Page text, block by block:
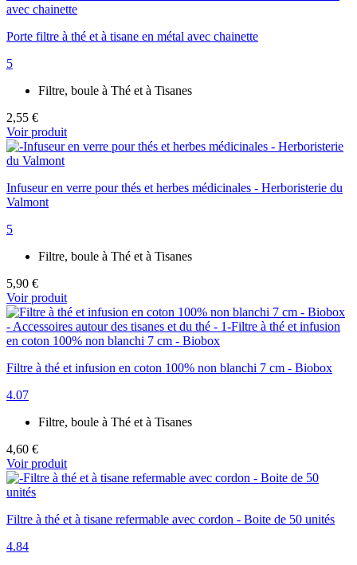
Porte filtre à thé et à tisane en métal avec chainette
5
Filtre, boule à Thé et à Tisanes
2,55 €
Voir produit
Infuseur en verre pour thés et herbes médicinales - Herboristerie du
Valmont
5
Filtre, boule à Thé et à Tisanes
5,90 €
Voir produit
Filtre à thé et infusion en coton 100% non blanchi 7 cm - Biobox
4.07
Filtre, boule à Thé et à Tisanes
4,60 €
Voir produit
Filtre à thé et à tisane refermable avec cordon - Boite de 50 unités
4.84